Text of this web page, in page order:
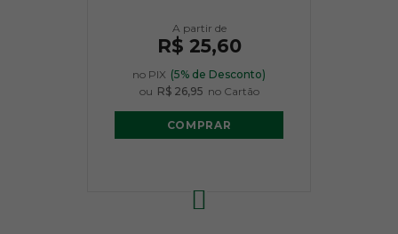
R$ 25,60
no PIX (5% de Desconto)
ou R$ 26,95 no Cartão
COMPRAR